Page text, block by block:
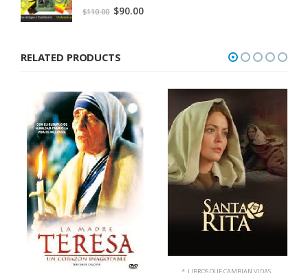
out of 5
$110.00 Original
$110.00.
$90.00Current
RELATED PRODUCTS
*, LIBROS QUE CAMBIAN VIDAS